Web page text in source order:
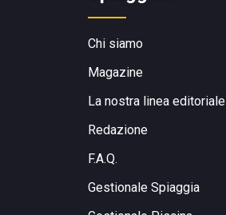
Chi siamo
Magazine
La nostra linea editoriale
Redazione
F.A.Q.
Gestionale Spiaggia